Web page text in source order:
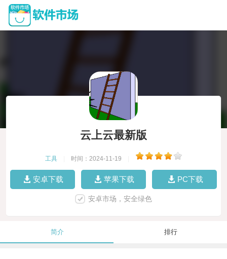
云上云最新版
工具 时间：2024-11-19
安卓下载 苹果下载 PC下载
安卓市场，安全绿色
简介 排行